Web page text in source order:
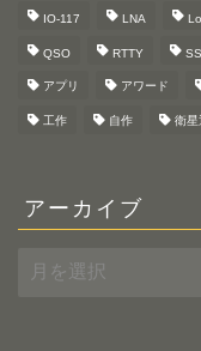
IO-117 LNA
QSO RTTY
アプリ アワード
工作 自作 衛星
アーカイブ
ー